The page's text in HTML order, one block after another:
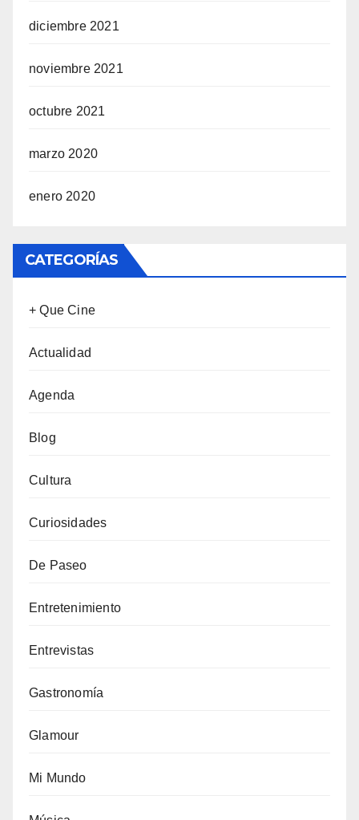
diciembre 2021
noviembre 2021
octubre 2021
marzo 2020
enero 2020
CATEGORÍAS
+ Que Cine
Actualidad
Agenda
Blog
Cultura
Curiosidades
De Paseo
Entretenimiento
Entrevistas
Gastronomía
Glamour
Mi Mundo